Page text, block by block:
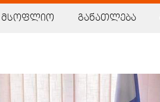
მსოფლიო განათლება